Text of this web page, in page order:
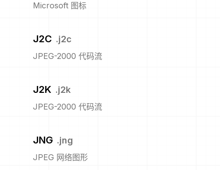
Microsoft 图标
J2C .j2c
JPEG-2000 代码流
J2K .j2k
JPEG-2000 代码流
JNG .jng
JPEG 网络图形